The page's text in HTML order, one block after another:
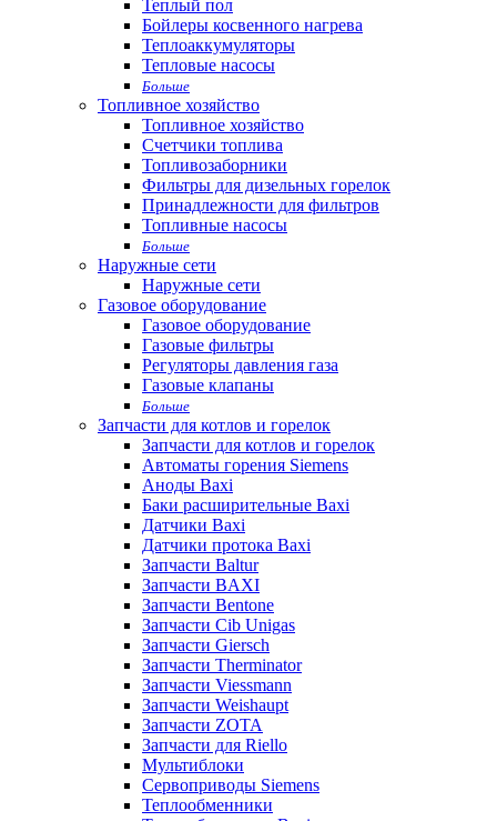
Теплый пол
Бойлеры косвенного нагрева
Теплоаккумуляторы
Тепловые насосы
Больше
Топливное хозяйство
Топливное хозяйство
Счетчики топлива
Топливозаборники
Фильтры для дизельных горелок
Принадлежности для фильтров
Топливные насосы
Больше
Наружные сети
Наружные сети
Газовое оборудование
Газовое оборудование
Газовые фильтры
Регуляторы давления газа
Газовые клапаны
Больше
Запчасти для котлов и горелок
Запчасти для котлов и горелок
Автоматы горения Siemens
Аноды Baxi
Баки расширительные Baxi
Датчики Baxi
Датчики протока Baxi
Запчасти Baltur
Запчасти BAXI
Запчасти Bentone
Запчасти Cib Unigas
Запчасти Giersch
Запчасти Therminator
Запчасти Viessmann
Запчасти Weishaupt
Запчасти ZOTA
Запчасти для Riello
Мультиблоки
Сервоприводы Siemens
Теплообменники